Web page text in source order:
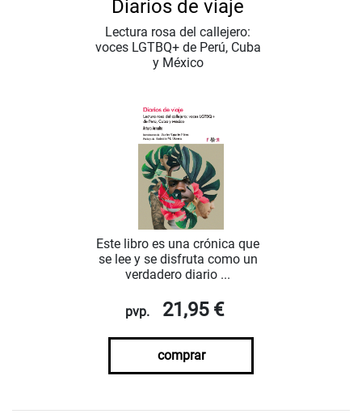
Diarios de viaje
Lectura rosa del callejero:
voces LGTBQ+ de Perú, Cuba
y México
Este libro es una crónica que
se lee y se disfruta como un
verdadero diario ...
pvp. 21,95 €
comprar